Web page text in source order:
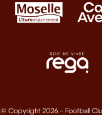
© Copyright 2026 - Football